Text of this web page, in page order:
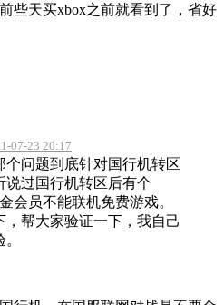
些天买xbox之前就看到了，省好
07-23 20:17
个问题到底针对国行机转区
说过国行机转区后有个
会员不能联机免费游戏。
帮大家验证一下，我自己